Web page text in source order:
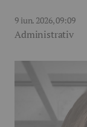
9 iun. 2026, 09:09
Administrativ